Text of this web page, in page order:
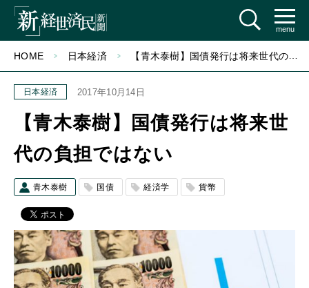
menu
HOME 日本経済 【青木泰樹】国債発行は将来世代の負担ではない
日本経済 2017年10月14日
【青木泰樹】国債発行は将来世
代の負担ではない
青木泰樹 国債 経済学 貨幣